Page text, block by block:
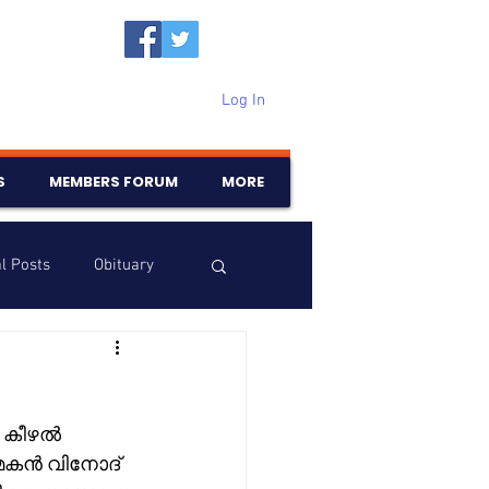
Log In
MEMBERS FORUM MORE
Posts Obituary
Birthdays
കീഴൽ
മകൻ വിനോദ്